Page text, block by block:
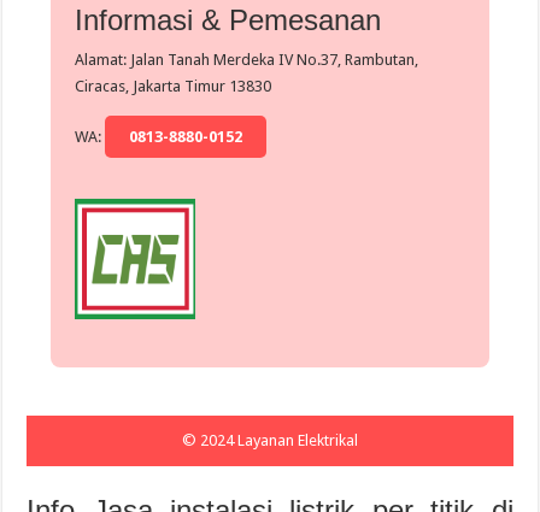
Informasi & Pemesanan
Alamat: Jalan Tanah Merdeka IV No.37, Rambutan,
Ciracas, Jakarta Timur 13830
WA: 0813-8880-0152
© 2024 Layanan Elektrikal